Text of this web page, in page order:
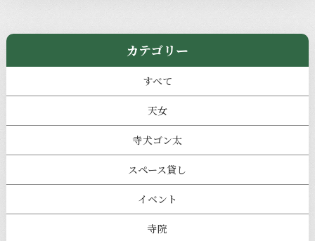
カテゴリー
すべて
天女
寺犬ゴン太
スペース貸し
イベント
寺院